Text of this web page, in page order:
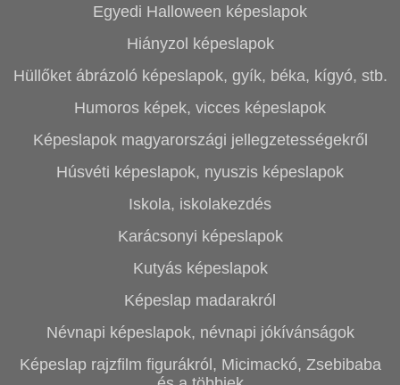
Egyedi Halloween képeslapok
Hiányzol képeslapok
Hüllőket ábrázoló képeslapok, gyík, béka, kígyó, stb.
Humoros képek, vicces képeslapok
Képeslapok magyarországi jellegzetességekről
Húsvéti képeslapok, nyuszis képeslapok
Iskola, iskolakezdés
Karácsonyi képeslapok
Kutyás képeslapok
Képeslap madarakról
Névnapi képeslapok, névnapi jókívánságok
Képeslap rajzfilm figurákról, Micimackó, Zsebibaba